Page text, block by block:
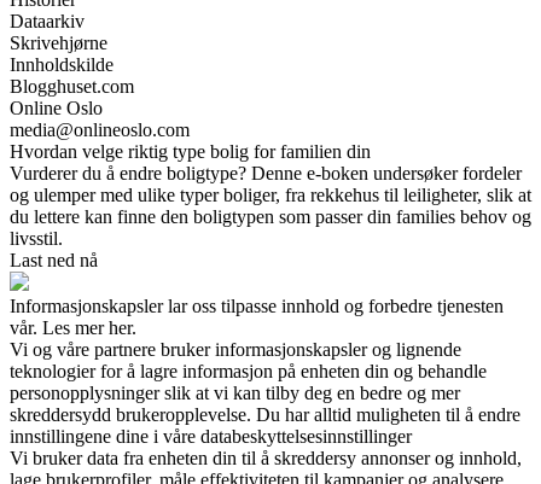
Dataarkiv
Skrivehjørne
Innholdskilde
Blogghuset.com
Online Oslo
media@onlineoslo.com
Hvordan velge riktig type bolig for familien din
Vurderer du å endre boligtype? Denne e-boken undersøker fordeler
og ulemper med ulike typer boliger, fra rekkehus til leiligheter, slik at
du lettere kan finne den boligtypen som passer din families behov og
livsstil.
Last ned nå
Informasjonskapsler lar oss tilpasse innhold og forbedre tjenesten
vår. Les mer her.
Vi og våre partnere bruker informasjonskapsler og lignende
teknologier for å lagre informasjon på enheten din og behandle
personopplysninger slik at vi kan tilby deg en bedre og mer
skreddersydd brukeropplevelse. Du har alltid muligheten til å endre
innstillingene dine i våre databeskyttelsesinnstillinger
Vi bruker data fra enheten din til å skreddersy annonser og innhold,